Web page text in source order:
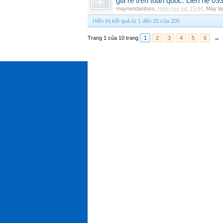
maynendanfoss Hôm nay lúc 15:44 Máy
Hiển thị kết quả từ 1 đến 20 của 200
Trang 1 của 10 trang 1 2 3 4 5 6 →